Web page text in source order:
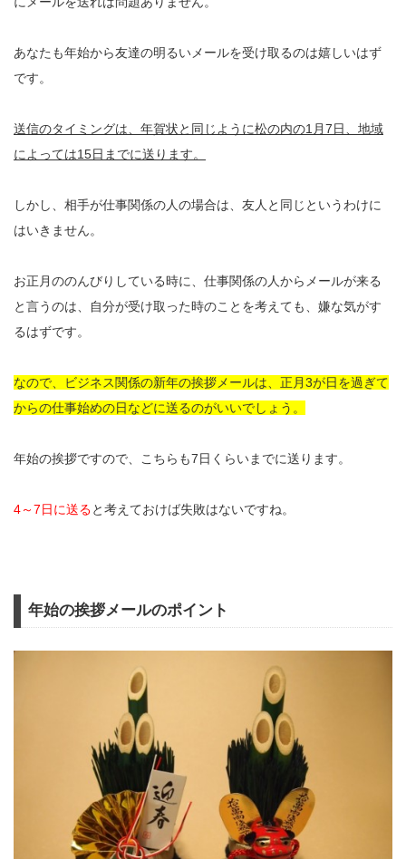
あなたも年始から友達の明るいメールを受け取るのは嬉しいはず
です。
送信のタイミングは、年賀状と同じように松の内の1月7日、地域
によっては15日までに送ります。
しかし、相手が仕事関係の人の場合は、友人と同じというわけに
はいきません。
お正月ののんびりしている時に、仕事関係の人からメールが来る
と言うのは、自分が受け取った時のことを考えても、嫌な気がす
るはずです。
なので、ビジネス関係の新年の挨拶メールは、正月3が日を過ぎて
からの仕事始めの日などに送るのがいいでしょう。
年始の挨拶ですので、こちらも7日くらいまでに送ります。
4～7日に送ると考えておけば失敗はないですね。
年始の挨拶メールのポイント